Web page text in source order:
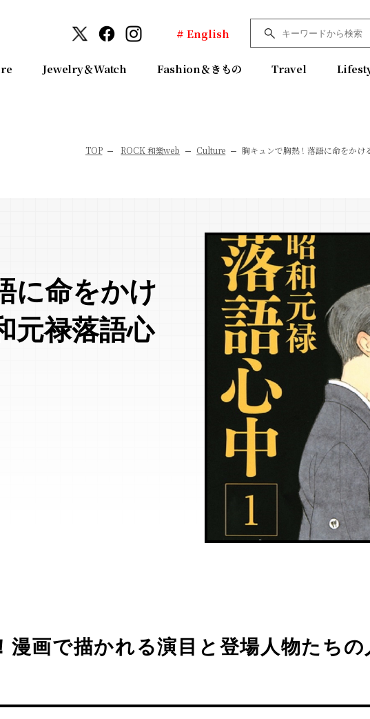
# English
Jewelry＆Watch Fashion＆きもの Travel
TOP ROCK 和樂web Culture 胸キュンで胸熱！落語に命をかけ
に命をかけ
元禄落語心
画で描かれる演目と登場人物たちの